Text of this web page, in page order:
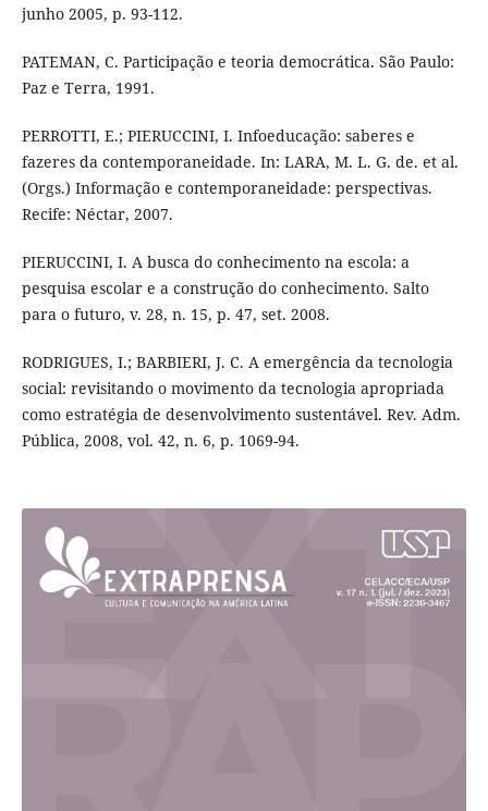
junho 2005, p. 93-112.
PATEMAN, C. Participação e teoria democrática. São Paulo:
Paz e Terra, 1991.
PERROTTI, E.; PIERUCCINI, I. Infoeducação: saberes e
fazeres da contemporaneidade. In: LARA, M. L. G. de. et al.
(Orgs.) Informação e contemporaneidade: perspectivas.
Recife: Néctar, 2007.
PIERUCCINI, I. A busca do conhecimento na escola: a
pesquisa escolar e a construção do conhecimento. Salto
para o futuro, v. 28, n. 15, p. 47, set. 2008.
RODRIGUES, I.; BARBIERI, J. C. A emergência da tecnologia
social: revisitando o movimento da tecnologia apropriada
como estratégia de desenvolvimento sustentável. Rev. Adm.
Pública, 2008, vol. 42, n. 6, p. 1069-94.